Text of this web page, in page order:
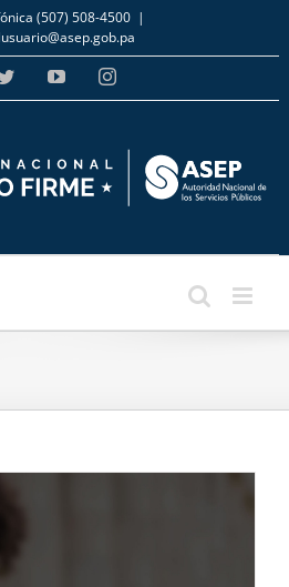
Skip
to
content
(507) 508-4500 |
TwitterYouTubeInstagram